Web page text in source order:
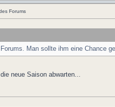
Forums
Man sollte ihm eine Chance
neue Saison abwarten...